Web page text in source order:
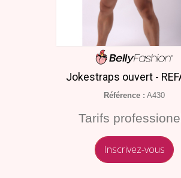
Jokestraps ouvert -
Référence : A430
Tarifs
Inscrivez-vous